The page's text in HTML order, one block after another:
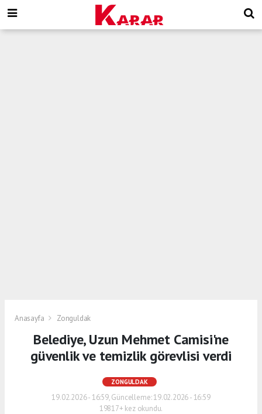
Anasayfa Zonguldak
Belediye, Uzun Mehmet Camisi'ne
güvenlik ve temizlik görevlisi verdi
ZONGULDAK
19.02.2026 - 16:59, Güncelleme: 19.02.2026 - 16:59
19817+ kez okundu.